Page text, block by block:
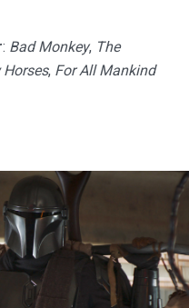
: Bad Monkey, The
Horses, For All Mankind